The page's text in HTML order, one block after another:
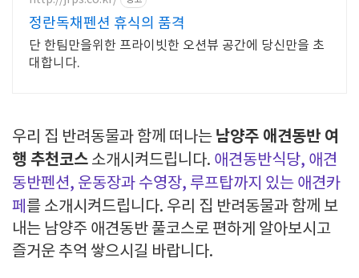
정란독채펜션 휴식의 품격
단 한팀만을위한 프라이빗한 오션뷰 공간에 당신만을 초
대합니다.
우리 집 반려동물과 함께 떠나는 남양주 애견동반 여
행 추천코스 소개시켜드립니다. 애견동반식당, 애견
동반펜션, 운동장과 수영장, 루프탑까지 있는 애견카
페 를 소개시켜드립니다. 우리 집 반려동물과 함께 보
내는 남양주 애견동반 풀코스로 편하게 알아보시고
즐거운 추억 쌓으시길 바랍니다.